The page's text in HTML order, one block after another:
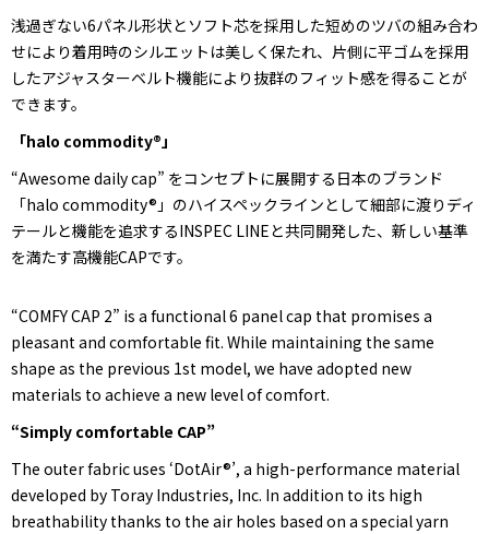
浅過ぎない6パネル形状とソフト芯を採用した短めのツバの組み合わ
せにより着用時のシルエットは美しく保たれ、片側に平ゴムを採用
したアジャスターベルト機能により抜群のフィット感を得ることが
できます。
「halo commodity®」
“Awesome daily cap” をコンセプトに展開する日本のブランド
「halo commodity®」のハイスペックラインとして細部に渡りディ
テールと機能を追求するINSPEC LINEと共同開発した、新しい基準
を満たす高機能CAPです。
“COMFY CAP 2” is a functional 6 panel cap that promises a
pleasant and comfortable fit. While maintaining the same
shape as the previous 1st model, we have adopted new
materials to achieve a new level of comfort.
“Simply comfortable CAP”
The outer fabric uses ‘DotAir®’, a high-performance material
developed by Toray Industries, Inc. In addition to its high
breathability thanks to the air holes based on a special yarn